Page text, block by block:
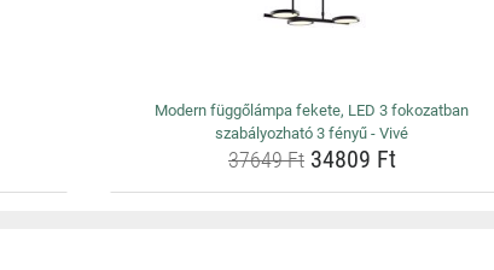
Modern függőlámpa fekete, LED 3 fokozatban
szabályozható 3 fényű - Vivé
37649 Ft34809 Ft